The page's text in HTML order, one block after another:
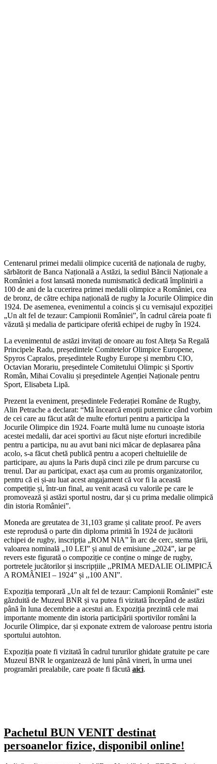
Centenarul primei medalii olimpice cucerită de naționala de rugby,
sărbătorit de Banca Națională a Astăzi, la sediul Băncii Naționale a
României a fost lansată moneda numismatică dedicată împlinirii a
100 de ani de la cucerirea primei medalii olimpice a României, cea
de bronz, de către echipa națională de rugby la Jocurile Olimpice din
1924. De asemenea, evenimentul a coincis și cu vernisajul expoziției
„Un alt fel de tezaur: Campionii României”, în cadrul căreia poate fi
văzută și medalia de participare oferită echipei de rugby în 1924.
La evenimentul de astăzi invitați de onoare au fost Alteța Sa Regală
Principele Radu, președintele Comitetelor Olimpice Europene,
Spyros Capralos, președintele Rugby Europe și membru CIO,
Octavian Morariu, președintele Comitetului Olimpic și Sportiv
Român, Mihai Covaliu și președintele Agenției Naționale pentru
Sport, Elisabeta Lipă.
Prezent la eveniment, președintele Federației Române de Rugby,
Alin Petrache a declarat: “Mă încearcă emoții puternice când vorbim
de cei care au făcut atât de multe eforturi pentru a participa la
Jocurile Olimpice din 1924. Foarte multă lume nu cunoaște istoria
acestei medalii, dar acei sportivi au făcut niște eforturi incredibile
pentru a participa, nu au avut bani nici măcar de deplasarea pâna
acolo, s-a făcut chetă publică pentru a acoperi cheltuielile de
participare, au ajuns la Paris după cinci zile pe drum parcurse cu
trenul. Dar au participat, exact așa cum au promis organizatorilor,
pentru că ei și-au luat acest angajament că vor fi la această
competiție și, într-un final, au venit acasă cu valorile pe care le
promovează și astăzi sportul nostru, dar și cu prima medalie olimpică
din istoria României”.
Moneda are greutatea de 31,103 grame și calitate proof. Pe avers
este reprodusă o parte din diploma primită în 1924 de jucătorii
echipei de rugby, inscripția „ROM NIA” în arc de cerc, stema țării,
valoarea nominală „10 LEI” și anul ­de emisiune „2024”, iar pe
revers este figurată o compoziție ce conține o minge de rugby,
portretele jucătorilor și inscripțiile ,,PRIMA MEDALIE OLIMPICĂ
A ROMÂNIEI – 1924” și ,,100 ANI”.
Expoziția temporară „Un alt fel de tezaur: Campionii României” este
găzduită de Muzeul BNR și va putea fi vizitată începând de astăzi
până în luna decembrie a acestui an. Expoziția prezintă cele mai
importante momente din istoria participării sportivilor români la
Jocurile Olimpice, dar și exponate extrem de valoroase pentru istoria
sportului autohton.
Expoziția poate fi vizitată în cadrul tururilor ghidate gratuite pe care
Muzeul BNR le organizează de luni până vineri, în urma unei
programări prealabile, care poate fi făcută aici.
Pachetul BUN VENIT destinat
persoanelor fizice, disponibil online!